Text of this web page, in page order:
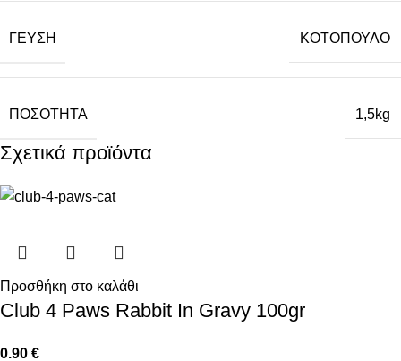
ΓΕΥΣΗ ΚΟΤΟΠΟΥΛΟ
ΠΟΣΟΤΗΤΑ 1,5kg
Σχετικά προϊόντα
Προσθήκη στο καλάθι
Club 4 Paws Rabbit In Gravy 100gr
0.90 €